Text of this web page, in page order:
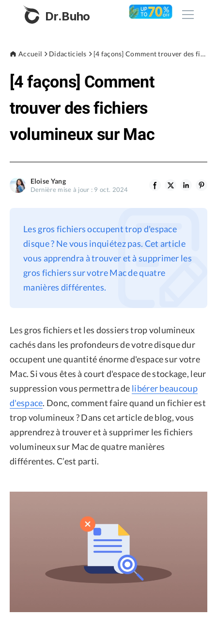
Dr.Buho
Produits
BuhoCleaner
BuhoRepair
BuhoLaunchpad
Boutique
Blog
Confidentialité
Conditions générales
Politique de
Accueil Didacticiels [4 façons] Comment trouver des fichiers volumineux sur Mac
[4 façons] Comment
trouver des fichiers
volumineux sur Mac
Eloise Yang
Dernière mise à jour : 9 oct. 2024
Les gros fichiers occupent trop d'espace
disque ? Ne vous inquiétez pas. Cet article
vous apprendra à trouver et à supprimer les
gros fichiers sur votre Mac de quatre
manières différentes.
Les gros fichiers et les dossiers trop volumineux
cachés dans les profondeurs de votre disque dur
occupent une quantité énorme d'espace sur votre
Mac. Si vous êtes à court d'espace de stockage, leur
suppression vous permettra de libérer beaucoup
d'espace. Donc, comment faire quand un fichier est
trop volumineux ? Dans cet article de blog, vous
apprendrez à trouver et à supprimer les fichiers
volumineux sur Mac de quatre manières
différentes. C’est parti.